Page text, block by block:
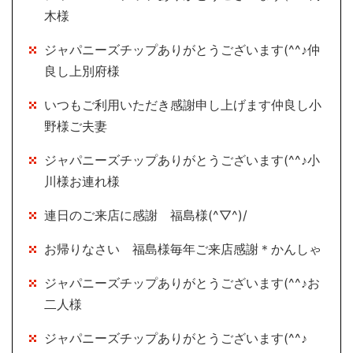
木様
ジャパニーズチップありがとうございます(^^♪仲
良し上別府様
いつもご利用いただき感謝申し上げます仲良し小
野様ご夫妻
ジャパニーズチップありがとうございます(^^♪小
川様お連れ様
連日のご来店に感謝 福島様(^▽^)/
お帰りなさい 福島様毎年ご来店感謝＊かんしゃ
ジャパニーズチップありがとうございます(^^♪お
二人様
ジャパニーズチップありがとうございます(^^♪